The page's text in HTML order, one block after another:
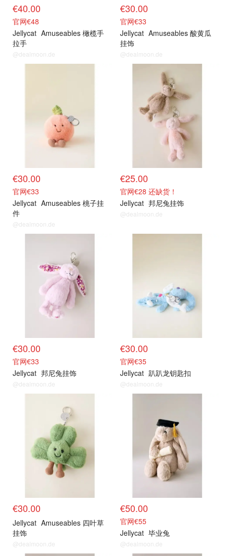
€40.00
官网€48
Jellycat Amuseables 橄榄手
拉手
@dealmoon.de
€30.00
官网€33
Jellycat Amuseables 酸黄瓜
挂饰
@dealmoon.de
€30.00
官网€33
Jellycat Amuseables 桃子挂
件
@dealmoon.de
€25.00
官网€28 还缺货！
Jellycat 邦尼兔挂饰
@dealmoon.de
€30.00
官网€33
Jellycat 邦尼兔挂饰
@dealmoon.de
€30.00
官网€35
Jellycat 趴趴龙钥匙扣
@dealmoon.de
€30.00
Jellycat Amuseables 四叶草
挂饰
@dealmoon.de
€50.00
官网€55
Jellycat 毕业兔
@dealmoon.de